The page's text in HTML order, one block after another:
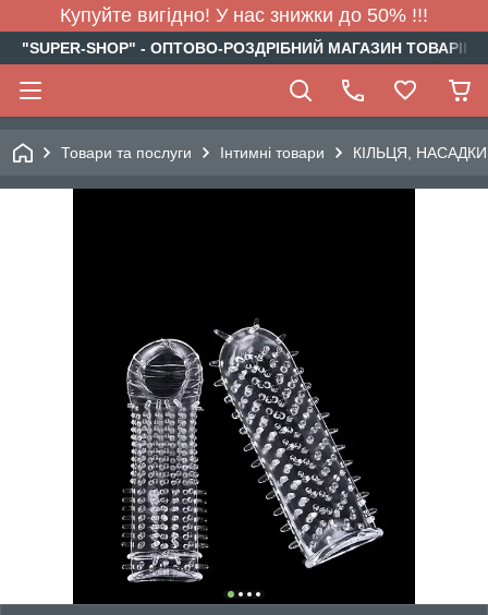
Купуйте вигідно! У нас знижки до 50% !!!
"SUPER-SHOP" - ОПТОВО-РОЗДРІБНИЙ МАГАЗИН
Товари та послуги Інтимні товари КІЛЬЦЯ, НАСАДКИ